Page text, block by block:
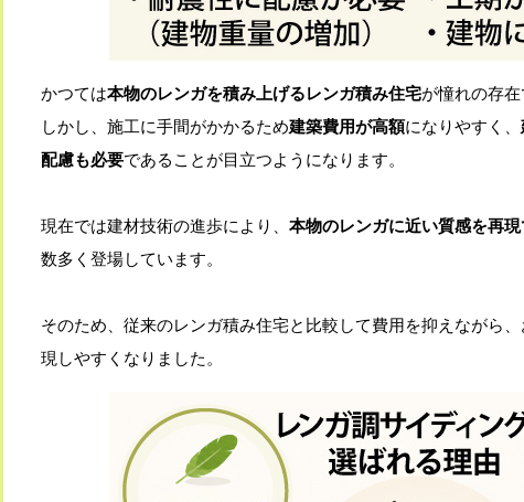
かつては本物のレンガを積み上げるレンガ積み住宅が憧れの存在
しかし、施工に手間がかかるため建築費用が高額になりやすく、
配慮も必要であることが目立つようになります。
現在では建材技術の進歩により、 本物のレンガに近い質感を再
数多く登場しています。
そのため、従来のレンガ積み住宅と比較して費用を抑えながら
現しやすくなりました。